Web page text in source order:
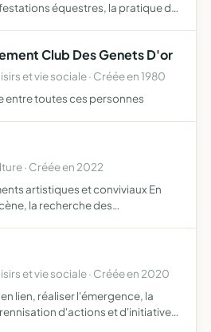
équestres, la pratique de
Club Des Genets D'or
et vie sociale · Créée en 1980
entre toutes ces personnes
· Créée en 2022
artistiques et conviviaux En
la recherche des
et vie sociale · Créée en 2020
lien, réaliser l'émergence, la
d'actions et d'initiatives